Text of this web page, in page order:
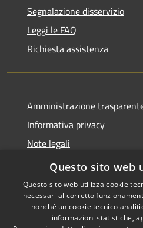
Segnalazione disservizio
Leggi le FAQ
Richiesta assistenza
Amministrazione
Informativa privacy
Note legali
Dichiarazione di accessibilità
Questo sito web
Questo sito web utilizza cookie
necessari al corretto
nonché un cookie tecnico
informazioni statistiche,